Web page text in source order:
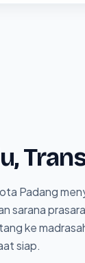
Padang
sarana
ke
siap.